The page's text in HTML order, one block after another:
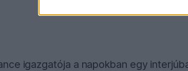
igazgatója a napokban egy